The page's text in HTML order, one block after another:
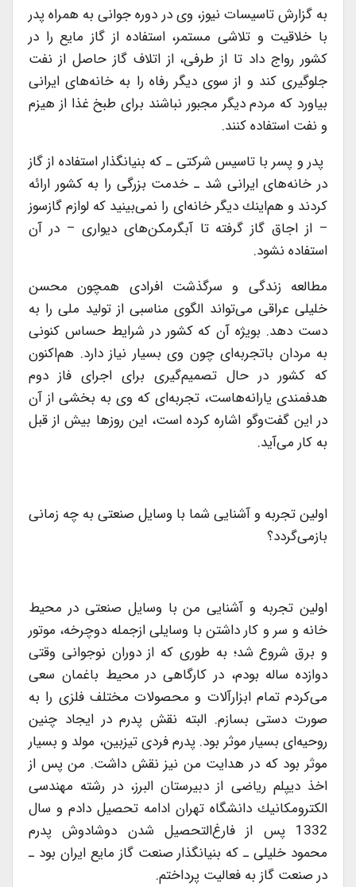
به گزارش تاسیسات نیوز، وی در دوره جوانی به همراه پدر
با خلاقیت و تلاشی مستمر، استفاده از گاز مایع را در
كشور رواج داد تا از طرفی، از اتلاف گاز حاصل از نفت
جلوگیری كند و از سوی دیگر رفاه را به خانه‌های ایرانی
بیاورد كه مردم دیگر مجبور نباشند برای طبخ غذا از هیزم
و نفت استفاده كنند.
پدر و پسر با تاسیس شركتی ـ كه بنیانگذار استفاده از گاز
در خانه‌های ایرانی شد ـ خدمت بزرگی را به كشور ارائه
كردند و هم‌اینك دیگر خانه‌ای را نمی‌بینید كه لوازم گازسوز
– از اجاق گاز گرفته تا آبگرمكن‌های دیواری – در آن
استفاده نشود.
مطالعه زندگی و سرگذشت افرادی همچون محسن
خلیلی عراقی می‌تواند الگوی مناسبی از تولید ملی را به
دست دهد. بویژه آن كه كشور در شرایط حساس كنونی
به مردان باتجربه‌ای چون وی بسیار نیاز دارد. هم‌اكنون
كه كشور در حال تصمیم‌گیری برای اجرای فاز دوم
هدفمندی یارانه‌هاست، تجربه‌ای كه وی به بخشی از آن
در این گفت‌وگو اشاره كرده است، این روزها بیش از قبل
به كار می‌‌آید.
اولین تجربه و آشنایی شما با وسایل صنعتی به چه زمانی
بازمی‌گردد؟
اولین تجربه و آشنایی من با وسایل صنعتی در محیط
خانه و سر و كار داشتن با وسایلی ازجمله دوچرخه، موتور
و برق شروع شد؛ به طوری كه از دوران نوجوانی وقتی
دوازده ساله بودم، در كارگاهی در محیط باغمان سعی
می‌كردم تمام ابزارآلات و محصولات مختلف فلزی را به
صورت دستی بسازم. البته نقش پدرم در ایجاد چنین
روحیه‌ای بسیار موثر بود. پدرم فردی تیزبین، مولد و بسیار
موثر بود كه در هدایت من نیز نقش داشت. من پس از
اخذ دیپلم ریاضی از دبیرستان البرز، در رشته مهندسی
الكترومكانیك دانشگاه تهران ادامه تحصیل دادم و سال
1332 پس از فارغ‌التحصیل شدن دوشادوش پدرم
محمود خلیلی ـ كه بنیانگذار صنعت گاز مایع ایران بود ـ
در صنعت گاز به فعالیت پرداختم.